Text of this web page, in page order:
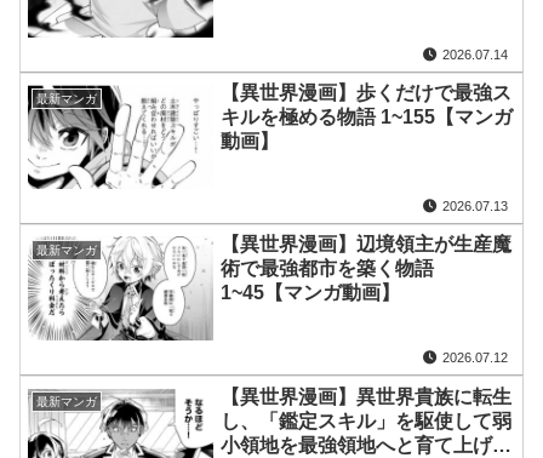
2026.07.14
最新マンガ
【異世界漫画】歩くだけで最強ス
キルを極める物語 1~155【マンガ
動画】
2026.07.13
最新マンガ
【異世界漫画】辺境領主が生産魔
術で最強都市を築く物語
1~45【マンガ動画】
2026.07.12
最新マンガ
【異世界漫画】異世界貴族に転生
し、「鑑定スキル」を駆使して弱
小領地を最強領地へと育て上げる